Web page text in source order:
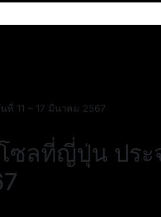
ที่ 11 – 17 มีนาคม 2567
ซลที่ญี่ปุ่น ประ